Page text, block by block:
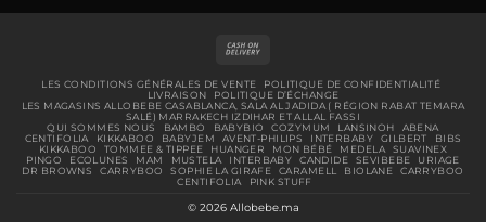
Delivery
LES CONDITIONS GÉNÉRALES DE VENTE
POLITIQUE DE CONFIDENTIALITÉ
LIVRAISON
POLITIQUE D’ÉCHANGE
LES MAGASINS ALLOBEBE CASABLANCA, SALA AL JADIDA ( RÉGION RABAT TEMARA
SALÉ) MARRAKECH IZDIHAR ET ALLAL FASSI
QUI SOMMES NOUS
BAMBO BABYBIO COZYMUM LANSINOH
ABENA
CENTIFOLIA
KIKKABOO BABYJEM AVENT-PHILIPS INTERBABY GILBERT
BIBS
KIKKABOO
TOMMEE & TIPPEE HUANGER MON BÉBÉ MEDELA
SUAVINEX
PINGO
ECOLUNES MAM MUSTELA INTERBABY CANDIDE SEVIBEBE
URIAGE
DR BROWNS
CARRYBOO SOPHIE LA GIRAFE CARAMELL BIOLANE
CARRYBOO
CENTIFOLIA
PINK STUFF
© 2026 Allobebe.ma